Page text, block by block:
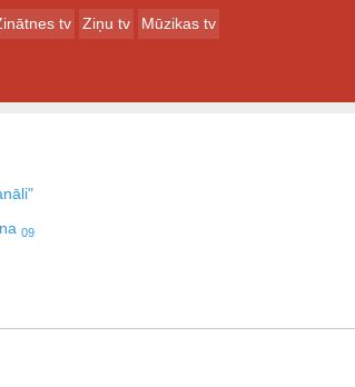
tv Ziņu tv Mūzikas tv
09